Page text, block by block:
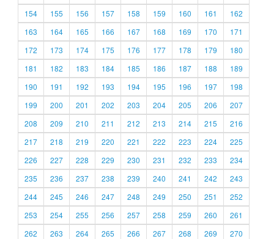
154
155 156 157 158 159 160 161
162
163
164 165 166 167 168 169 170
171
172
173 174 175 176 177 178 179
180
181
182 183 184 185 186 187 188
189
190
191 192 193 194 195 196 197
198
199
200 201 202 203 204 205 206
207
208
209 210 211 212 213 214 215
216
217
218 219 220 221 222 223 224
225
226
227 228 229 230 231 232 233
234
235
236 237 238 239 240 241 242
243
244
245 246 247 248 249 250 251
252
253
254 255 256 257 258 259 260
261
262
263 264 265 266 267 268 269
270